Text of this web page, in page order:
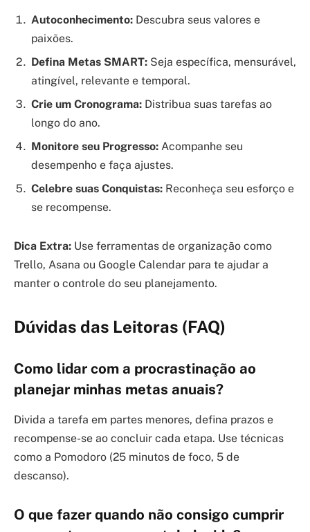
Autoconhecimento: Descubra seus valores e
paixões.
Defina Metas SMART: Seja específica, mensurável,
atingível, relevante e temporal.
Crie um Cronograma: Distribua suas tarefas ao
longo do ano.
Monitore seu Progresso: Acompanhe seu
desempenho e faça ajustes.
Celebre suas Conquistas: Reconheça seu esforço e
se recompense.
Dica Extra: Use ferramentas de organização como
Trello, Asana ou Google Calendar para te ajudar a
manter o controle do seu planejamento.
Dúvidas das Leitoras (FAQ)
Como lidar com a procrastinação ao
planejar minhas metas anuais?
Divida a tarefa em partes menores, defina prazos e
recompense-se ao concluir cada etapa. Use técnicas
como a Pomodoro (25 minutos de foco, 5 de
descanso).
O que fazer quando não consigo cumprir